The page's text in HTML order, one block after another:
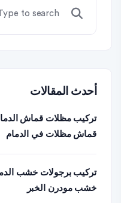
أحدث المقالات
قماش مظلات في الدمام
خشب مودرن الخبر